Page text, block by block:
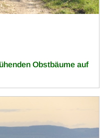
Obstbäume auf